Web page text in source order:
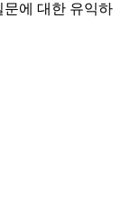
문에 대한 유익하